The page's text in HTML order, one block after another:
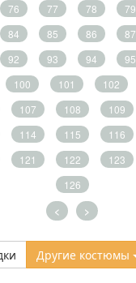
76 77 78 79
84 85 86 87
92 93 94 95
100 101 102
107 108 109
114 115 116
121 122 123
126
< >
Другие костюмы